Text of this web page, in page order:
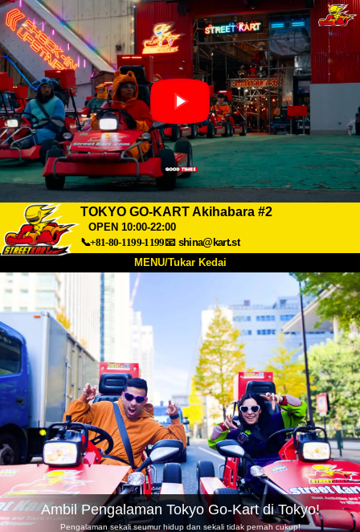
TOKYO GO-KART Akihabara #2
OPEN 10:00-22:00
📞+81-80-1199-1199📧 shina@kart.st
MENU/Tukar Kedai
Tentang Spesifikasi Harga
Akses Soalan Lazim
Syarikat Tempahan
Tukar Kedai
Tokyo Shinagawa Tokyo Akihabara#1
Tokyo Akihabara#2 Tokyo Shibuya
Tokyo Shibuya Annex Tokyo Bay
Tokyo Asakusa Osaka
Okinawa
Ambil Pengalaman Tokyo Go-Kart di Tokyo!
Pengalaman sekali seumur hidup dan sekali tidak pernah cukup!